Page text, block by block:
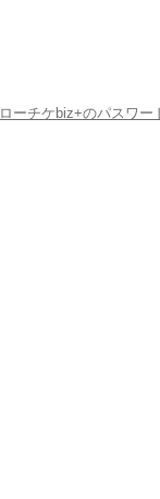
ローチケbiz+のパスワー